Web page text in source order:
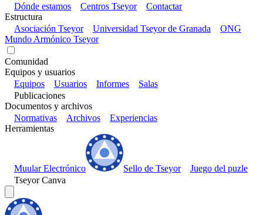
Dónde estamos
Centros Tseyor
Contactar
Estructura
Asociación Tseyor
Universidad Tseyor de Granada
ONG
Mundo Armónico Tseyor
Comunidad
Equipos y usuarios
Equipos
Usuarios Informes
Salas
Publicaciones
Documentos y archivos
Normativas
Archivos
Experiencias
Herramientas
Muular Electrónico Sello de Tseyor
Juego del puzle
Tseyor Canva